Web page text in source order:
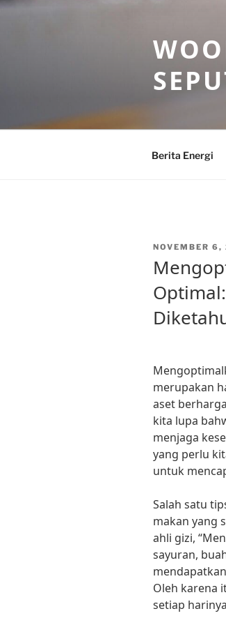
Skip
Berita Energi
POSTED
NOVEMBER
merupakan
aset
kita lupa
menjaga
yang perlu
untuk
Salah satu
makan yang
ahli gizi,
sayuran,
Oleh karena
setiap